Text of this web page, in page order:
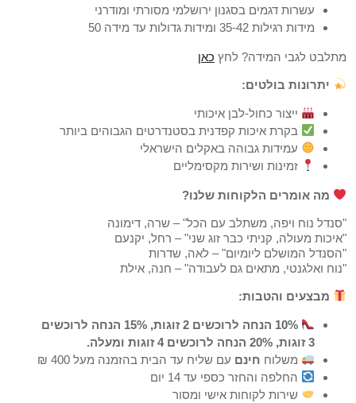
עשרות דגמים בסגנון ירושלמי מסורתי ומודרני
מידות רגילות 35-42 ומידות גדולות עד מידה 50
מתלבט לגבי המידה? לחץ כאן
יתרונות בולטים:
ייצור כחול-לבן איכותי
בקרת איכות קפדנית בסטנדרטים הגבוהים ביותר
עמידות גבוהה באקלים הישראלי
זמינות ושירות מקסימליים
מה אומרים הלקוחות שלנו?
"סנדל נוח ויפה, משתלב עם הכל" – שרה, דימונה
"איכות מעולה, קניתי כבר זוג שני" – רחל, יקנעם
"הסנדל המושלם ליומיום" – לאה, שדרות
"נוח ואלגנטי, מתאים גם לעבודה" – חנה, אילת
מבצעים והטבות:
10% הנחה לרוכשים 2 זוגות, 15% הנחה לרוכשים
3 זוגות, 20% הנחה לרוכשים 4 זוגות ומעלה.
משלוח חינם עם שליח עד הבית בהזמנה מעל 400 ₪
החלפה והחזר כספי עד 14 יום
שירות לקוחות אישי ומסור